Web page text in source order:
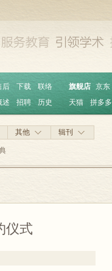
后 下载
联络
述 招聘 历史
旗舰店 京东
天猫
拼多多
其他 辑刊
仪式